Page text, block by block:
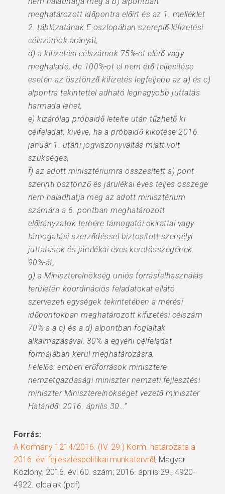
meghatározott időpontra előírt és az 1. melléklet
2. táblázatának E oszlopában szereplő kifizetési
célszámok arányát,
d) a kifizetési célszámok 75%-ot elérő vagy
meghaladó, de 100%-ot el nem érő teljesítése
esetén az ösztönző kifizetés legfeljebb az a) és c)
alpontra tekintettel adható legnagyobb juttatás
harmada lehet,
e) kizárólag próbaidő letelte után tűzhető ki
célfeladat, kivéve, ha a próbaidő kikötése 2016.
január 1. utáni jogviszonyváltás miatt volt
szükséges,
f) az adott minisztériumra összesített a) pont
szerinti ösztönző és járulékai éves teljes összege
nem haladhatja meg az adott minisztérium
számára a 6. pontban meghatározott
előirányzatok terhére támogatói okirattal vagy
támogatási szerződéssel biztosított személyi
juttatások és járulékai éves keretösszegének
90%-át,
g) a Miniszterelnökség uniós forrásfelhasználás
területén koordinációs feladatokat ellátó
szervezeti egységek tekintetében a mérési
időpontokban meghatározott kifizetési célszám
70%-a a c) és a d) alpontban foglaltak
alkalmazásával, 30%-a egyéni célfeladat
formájában kerül meghatározásra,
Felelős: emberi erőforrások minisztere
nemzetgazdasági miniszter nemzeti fejlesztési
miniszter Miniszterelnökséget vezető miniszter
Határidő: 2016. április 30…”
Forrás:
A Kormány 1214/2016. (IV. 29.) Korm. határozata a
2016. évi fejlesztéspolitikai munkatervről; Magyar
Közlöny; 2016. évi 60. szám; 2016. április 29.; 4920-
4922. oldalak (pdf)